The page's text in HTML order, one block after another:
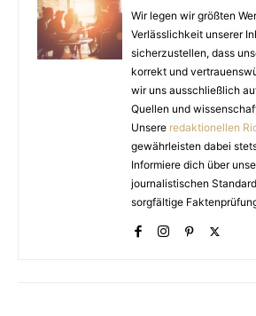
Wir legen wir größten
Verlässlichkeit unserer
sicherzustellen, dass
korrekt und
wir uns ausschließlich
Quellen und
Unsere redaktionellen
gewährleisten dabei
Informiere dich über
journalistischen
sorgfältige